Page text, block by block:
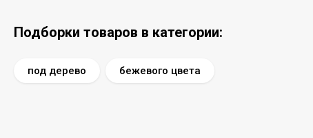
Подборки товаров в категории:
под дерево бежевого цвета